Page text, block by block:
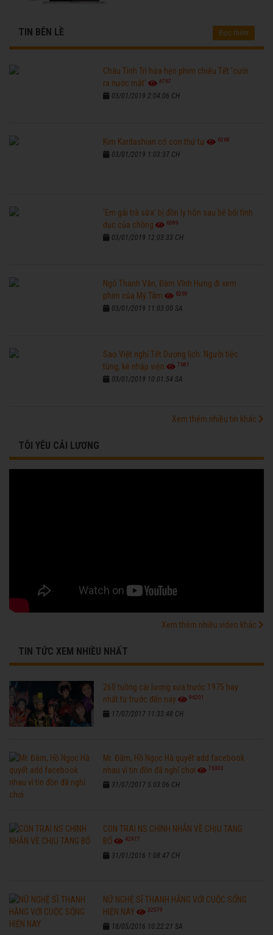
TIN BÊN LỀ Đọc thêm
Châu Tinh Trì hứa hẹn phim chiếu Tết 'cười
ra nước mắt'
6767
03/01/2019 2:04:06 CH
Kim Kardashian có con thứ tư 6268
03/01/2019 1:03:37 CH
'Em gái trà sữa' bị đồn ly hôn sau bê bối tình
dục của chồng
6589
03/01/2019 12:03:33 CH
Ngô Thanh Vân, Đàm Vĩnh Hưng đi xem
phim của Mỹ Tâm
6269
03/01/2019 11:03:00 SA
Sao Việt nghỉ Tết Dương lịch: Người tiệc
tùng, kẻ nhập viện
7681
03/01/2019 10:01:54 SA
Xem thêm nhiều tin khác
TÔI YÊU CẢI LƯƠNG
Xem thêm nhiều video khác
TIN TỨC XEM NHIỀU NHẤT
260 tuồng cải lương xưa trước 1975 hay
nhất từ trước đến nay
96201
17/07/2017 11:33:48 CH
Mr. Đàm, Hồ Ngọc Hà quyết add facebook
nhau vì tin đồn đã nghỉ chơi
76303
31/07/2017 5:03:06 CH
CON TRAI NS CHINH NHẪN VỀ CHỊU TANG
BỐ
42977
31/01/2016 1:08:47 CH
NỮ NGHỆ SĨ THANH HẰNG VỚI CUỘC SỐNG
HIỆN NAY
32579
18/05/2016 10:22:21 SA